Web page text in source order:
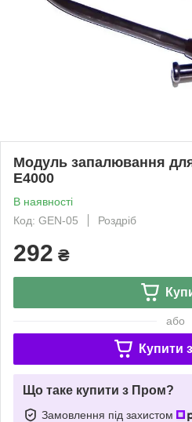
Модуль запалювання
E4000
В наявності
Код: GEN-05
Роздріб
292 ₴
або
Купити з
Що таке купити з Пром?
Замовлення під захистом